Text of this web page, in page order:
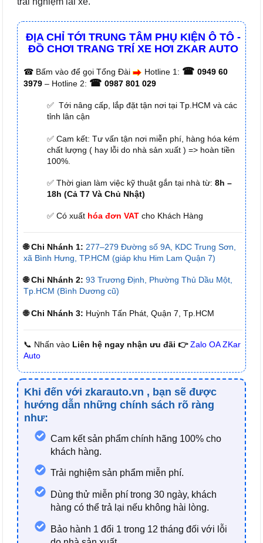
ĐỊA CHỈ TỚI TRUNG TÂM PHỤ KIỆN Ô TÔ -
ĐỒ CHƠI TRANG TRÍ XE HƠI ZKAR AUTO
☎ Bấm vào để gọi Tổng Đài Hotline 1: ☎ 0949 60
3979 – Hotline 2: ☎ 0987 801 029
✅ Tới nâng cấp, lắp đặt tận nơi tại Tp.HCM và các
tỉnh lân cận
✅ Cam kết: Tư vấn tận nơi miễn phí, hàng hóa kém
chất lượng ( hay lỗi do nhà sản xuất ) => hoàn tiền
100%.
✅ Thời gian làm việc kỹ thuật gắn tại nhà từ: 8h –
18h (Cả T7 Và Chủ Nhật)
✅ Có xuất hóa đơn VAT cho Khách Hàng
🌐 Chi Nhánh 1: 277–279 Đường số 9A, KDC Trung Sơn,
xã Bình Hưng, TP.HCM (giáp khu Him Lam Quận 7)
🌐 Chi Nhánh 2: 93 Trương Định, Phường Thủ Dầu Một,
Tp.HCM (Bình Dương cũ)
🌐 Chi Nhánh 3: Huỳnh Tấn Phát, Quận 7, Tp.HCM
📞 Nhấn vào Liên hệ ngay nhận ưu đãi 👉 Zalo OA ZKar
Auto
Khi đến với zkarauto.vn , bạn sẽ được
hướng dẫn những chính sách rõ ràng
như:
Cam kết sản phẩm chính hãng 100% cho
khách hàng.
Trải nghiệm sản phẩm miễn phí.
Dùng thử miễn phí trong 30 ngày, khách
hàng có thể trả lại nếu không hài lòng.
Bảo hành 1 đổi 1 trong 12 tháng đối với lỗi